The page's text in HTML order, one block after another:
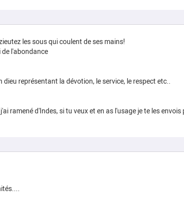
les sous qui coulent de ses mains!
de l'abondance
représentant la dévotion, le service, le respect etc..
ramené d'Indes, si tu veux et en as l'usage je te les